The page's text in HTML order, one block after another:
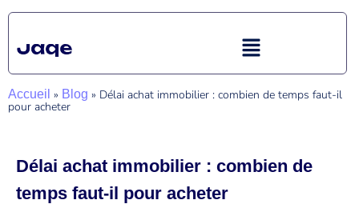
Accueil » Blog » Délai achat immobilier : combien de temps faut-il
pour acheter
Délai achat immobilier : combien de
temps faut-il pour acheter